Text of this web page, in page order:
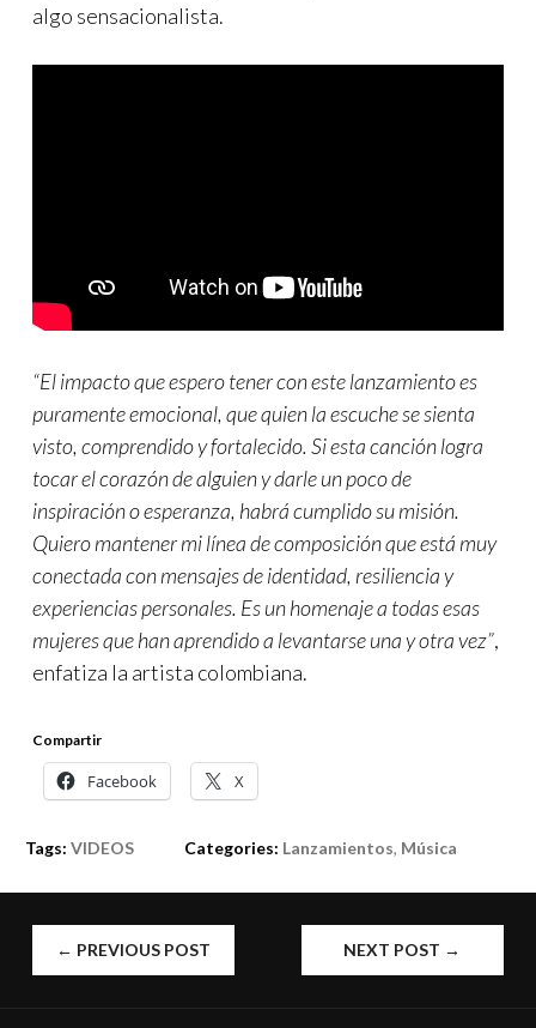
algo sensacionalista.
“El impacto que espero tener con este lanzamiento es
puramente emocional, que quien la escuche se sienta
visto, comprendido y fortalecido. Si esta canción logra
tocar el corazón de alguien y darle un poco de
inspiración o esperanza, habrá cumplido su misión.
Quiero mantener mi línea de composición que está muy
conectada con mensajes de identidad, resiliencia y
experiencias personales. Es un homenaje a todas esas
mujeres que han aprendido a levantarse una y otra vez”,
enfatiza la artista colombiana.
Compartir
Facebook X
Tags: VIDEOS Categories: Lanzamientos, Música
POST
← PREVIOUS POST NEXT POST →